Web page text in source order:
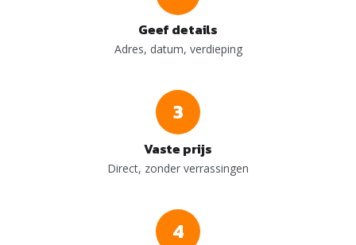
Geef details
Adres, datum, verdieping
3
Vaste prijs
Direct, zonder verrassingen
4